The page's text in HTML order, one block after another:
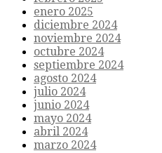
enero 2025
diciembre 2024
noviembre 2024
octubre 2024
septiembre 2024
agosto 2024
julio 2024
junio 2024
mayo 2024
abril 2024
marzo 2024